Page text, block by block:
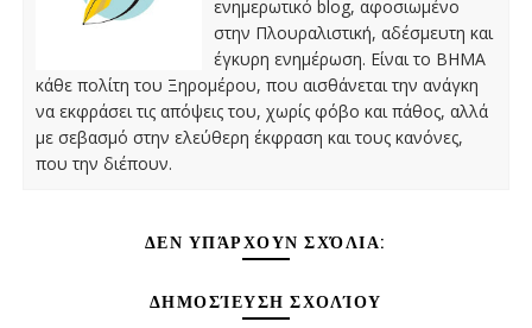
ενημερωτικό blog, αφοσιωμένο
στην Πλουραλιστική, αδέσμευτη και
έγκυρη ενημέρωση. Είναι το ΒΗΜΑ
κάθε πολίτη του Ξηρομέρου, που αισθάνεται την ανάγκη
να εκφράσει τις απόψεις του, χωρίς φόβο και πάθος, αλλά
με σεβασμό στην ελεύθερη έκφραση και τους κανόνες,
που την διέπουν.
ΔΕΝ ΥΠΆΡΧΟΥΝ ΣΧΌΛΙΑ:
ΔΗΜΟΣΊΕΥΣΗ ΣΧΟΛΊΟΥ